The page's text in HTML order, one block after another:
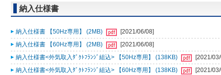
納入仕様書
納入仕様書 【50Hz専用】 (2MB)
[2021/06/08]
納入仕様書 【60Hz専用】 (2MB)
[2021/06/08]
納入仕様書<外気取入ﾀﾞｸﾄﾌﾗﾝｼﾞ組込> 【50Hz専用】 (138KB)
[2021/
納入仕様書<外気取入ﾀﾞｸﾄﾌﾗﾝｼﾞ組込> 【60Hz専用】 (138KB)
[2021/